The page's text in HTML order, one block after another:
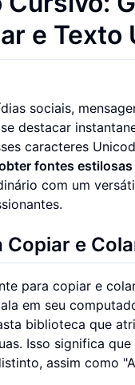
e Texto
sociais,
destacar
caracteres
fontes
com um
Copiar e
para copiar e
em seu
biblioteca que
Isso significa
assim como